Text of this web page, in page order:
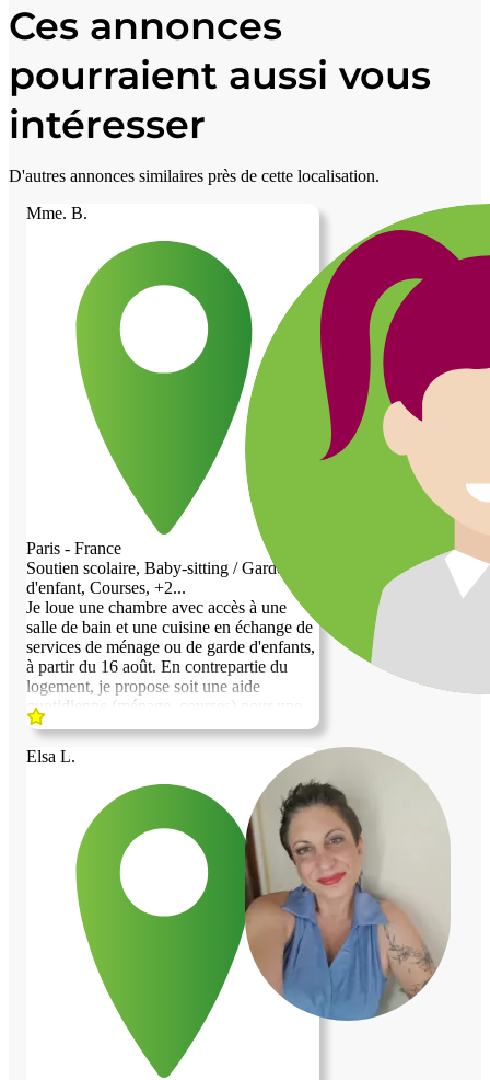
Ces annonces
pourraient aussi vous
intéresser
D'autres annonces similaires près de cette localisation.
Mme. B.
Paris - France
Soutien scolaire, Baby-sitting / Garde
d'enfant, Courses, +2...
Je loue une chambre avec accès à une
salle de bain et une cuisine en échange de
services de ménage ou de garde d'enfants,
à partir du 16 août. En contrepartie du
logement, je propose soit une aide
quotidienne (ménage, courses) pour une
personne âgée, soit une garde d'enfants et
enfants de plus de 3 ans. Je parle très bien
anglais et je me débrouille en français, au
niveau conversationnel. Je peux
également accepter une petite participation
financière pour couvrir le loyer et les
charges, en plus de l'aide quotidienne,
pour un logement en très bon état. Je suis
une femme célibataire, divorcée, très
fiable, aimable et très propre. Je suis
enseignante.
Elsa L.